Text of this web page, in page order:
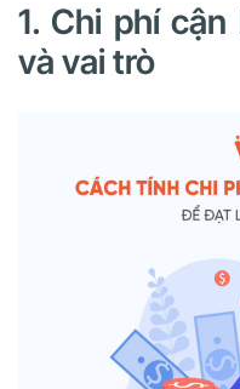
1. Chi phí
và vai trò